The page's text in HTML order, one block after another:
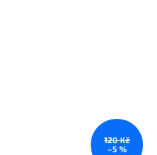
120 Kč
–5 %